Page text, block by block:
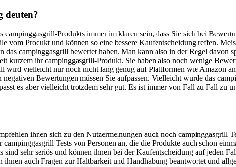
deuten?
Produkts immer im klaren sein, dass Sie sich bei
vom Produkt und können so eine bessere Kaufentscheidung reffen.
campinggasgrill bewertet haben. Man kann also in der Regel davon
kurzem ihr campinggasgrill-Produkt. Sie haben also noch wenige
wird vielleicht nur noch nicht lang genug auf Plattformen wie Amazon
Bewertungen müssen Sie aufpassen. Vielleicht wurde das
es aber vielleicht trotzdem sehr gut. Es ist immer von Fall zu Fall zu
ihnen sich zu den Nutzermeinungen auch noch campinggasgrill
Tests von Personen an, die die Produkte auch schon
sehr seriös und können ihnen bei der Kaufentscheidung auf jeden
auch Fragen zur Haltbarkeit und Handhabung beantwortet und